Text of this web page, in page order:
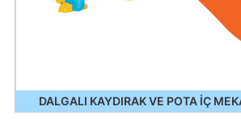
DALGALI KAYDIRAK VE POTA İÇ